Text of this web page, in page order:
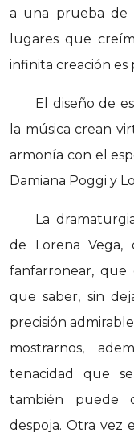
a una prueba de
lugares que
infinita creación es
El diseño de
la música crean
armonía con el
Damiana Poggi y
La
de Lorena Vega,
fanfarronear,
que saber, sin
precisión
mostrarnos,
tenacidad que
también puede
despoja. Otra vez